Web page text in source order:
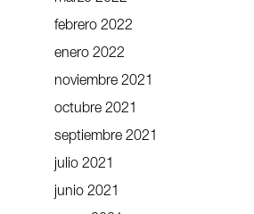
febrero 2022
enero 2022
noviembre 2021
octubre 2021
septiembre 2021
julio 2021
junio 2021